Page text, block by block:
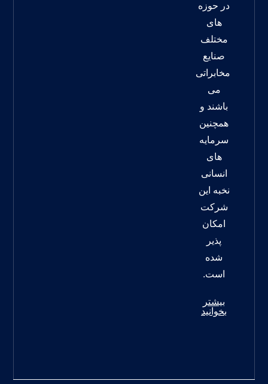
در حوزه
های
مختلف
صنایع
مخابراتی
می
باشند و
همچنین
سرمایه
های
انسانی
نخبه این
شرکت
امکان
پذیر
شده
است.
بیشتر
بخوانید